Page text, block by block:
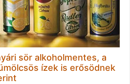
sör alkoholmentes, a
ízek is erősödnek